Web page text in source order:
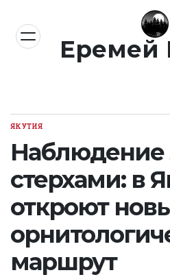
содержимомуЕремей
ОПУБЛИКОВАНО
ЯКУТИЯ
Наблюдение
стерхами: в
откроют
маршрут